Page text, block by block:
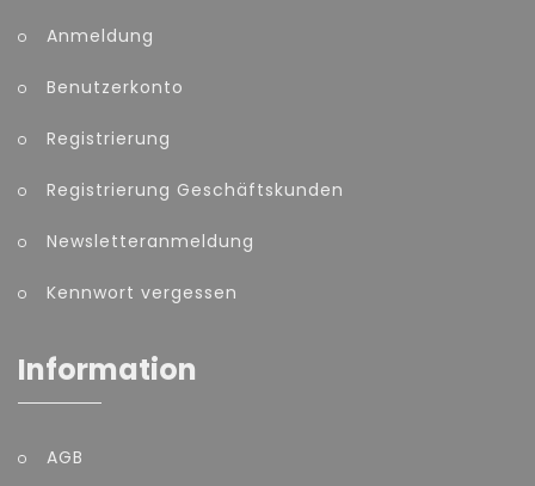
Anmeldung
Benutzerkonto
Registrierung
Registrierung Geschäftskunden
Newsletteranmeldung
Kennwort vergessen
Information
AGB